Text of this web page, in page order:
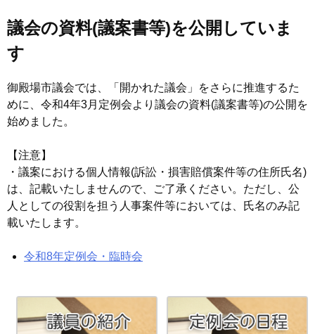
c
b
o
o
k
ail e
ss
n
g
議会の資料(議案書等)を公開していま
す
御殿場市議会では、「開かれた議会」をさらに推進するた
めに、令和4年3月定例会より議会の資料(議案書等)の公開を
始めました。
【注意】
・議案における個人情報(訴訟・損害賠償案件等の住所氏名)
は、記載いたしませんので、ご了承ください。ただし、公
人としての役割を担う人事案件等においては、氏名のみ記
載いたします。
令和8年定例会・臨時会